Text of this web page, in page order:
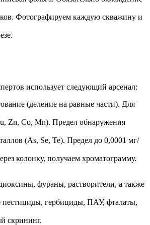
Фотографируем каждую скважину и
использует следующий арсенал:
(деление на равные части). Для
Zn, Co, Mn). Предел обнаружения
(As, Se, Te). Предел до 0,0001 мг/
колонку, получаем хроматограмму.
фураны, растворители, а также
пестициды, гербициды, ПАУ, фталаты,
скрининг.